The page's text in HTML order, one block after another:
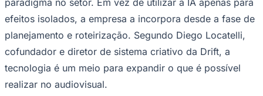
Corinthians
efeitos isolados, a empresa a incorpora desde a fase de
planejamento e roteirização. Segundo Diego Locatelli,
cofundador e diretor de sistema criativo da Drift, a
tecnologia é um meio para expandir o que é possível
realizar no audiovisual.